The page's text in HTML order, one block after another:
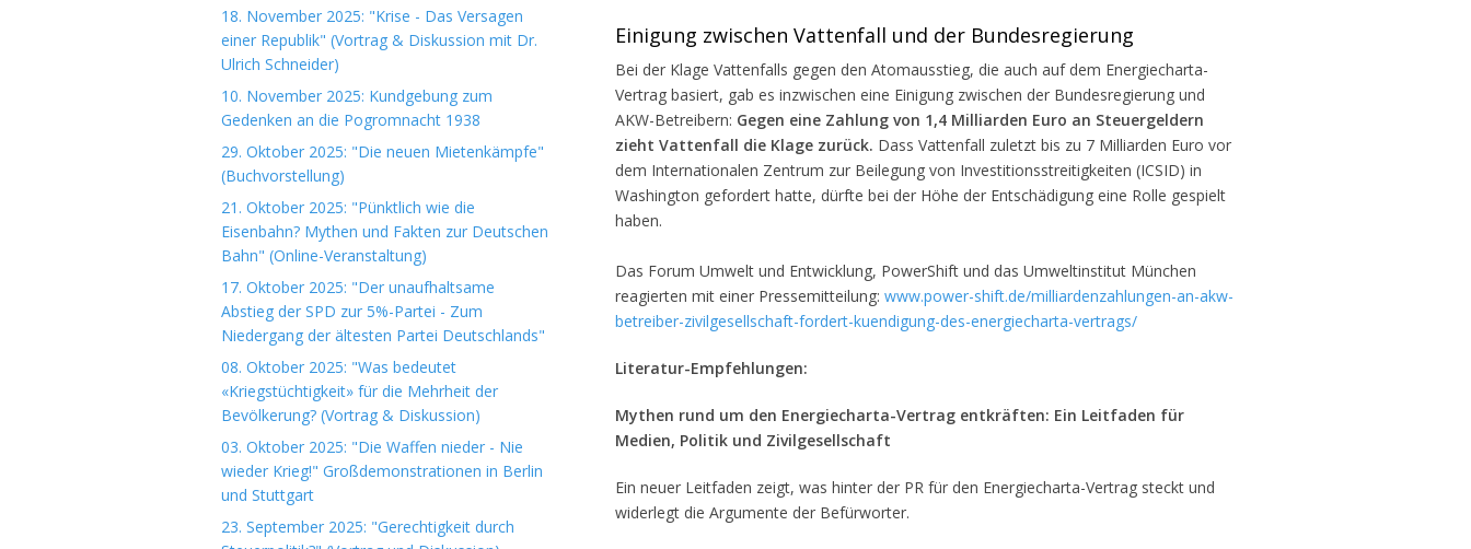
18. November 2025: "Krise - Das Versagen
einer Republik" (Vortrag & Diskussion mit Dr.
Ulrich Schneider)
10. November 2025: Kundgebung zum
Gedenken an die Pogromnacht 1938
29. Oktober 2025: "Die neuen Mietenkämpfe"
(Buchvorstellung)
21. Oktober 2025: "Pünktlich wie die
Eisenbahn? Mythen und Fakten zur Deutschen
Bahn" (Online-Veranstaltung)
17. Oktober 2025: "Der unaufhaltsame
Abstieg der SPD zur 5%-Partei - Zum
Niedergang der ältesten Partei Deutschlands"
08. Oktober 2025: "Was bedeutet
«Kriegstüchtigkeit» für die Mehrheit der
Bevölkerung? (Vortrag & Diskussion)
03. Oktober 2025: "Die Waffen nieder - Nie
wieder Krieg!" Großdemonstrationen in Berlin
und Stuttgart
23. September 2025: "Gerechtigkeit durch
Einigung zwischen Vattenfall und der Bundesregierung
Bei der Klage Vattenfalls gegen den Atomausstieg, die auch auf dem Energiecharta-
Vertrag basiert, gab es inzwischen eine Einigung zwischen der Bundesregierung und
AKW-Betreibern: Gegen eine Zahlung von 1,4 Milliarden Euro an Steuergeldern
zieht Vattenfall die Klage zurück. Dass Vattenfall zuletzt bis zu 7 Milliarden Euro vor
dem Internationalen Zentrum zur Beilegung von Investitionsstreitigkeiten (ICSID) in
Washington gefordert hatte, dürfte bei der Höhe der Entschädigung eine Rolle gespielt
haben.
Das Forum Umwelt und Entwicklung, PowerShift und das Umweltinstitut München
reagierten mit einer Pressemitteilung: www.power-shift.de/milliardenzahlungen-an-akw-
betreiber-zivilgesellschaft-fordert-kuendigung-des-energiecharta-vertrags/
Literatur-Empfehlungen:
Mythen rund um den Energiecharta-Vertrag entkräften: Ein Leitfaden für
Medien, Politik und Zivilgesellschaft
Ein neuer Leitfaden zeigt, was hinter der PR für den Energiecharta-Vertrag steckt und
widerlegt die Argumente der Befürworter.